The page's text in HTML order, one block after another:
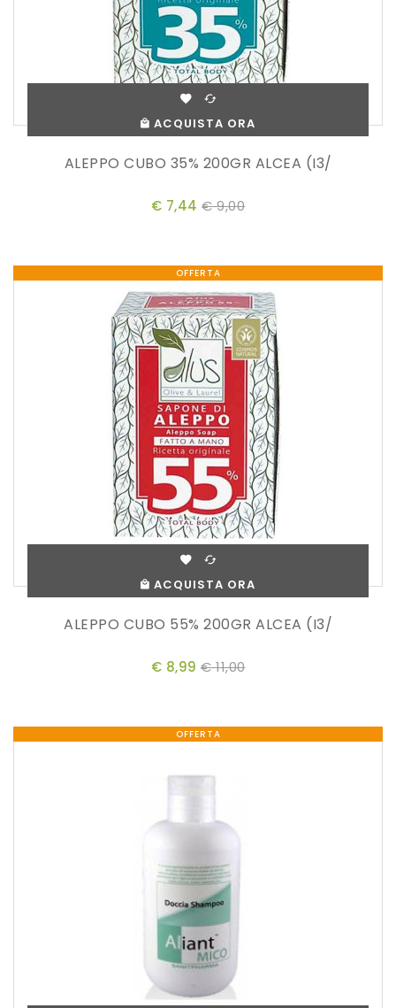
ACQUISTA ORA
ALEPPO CUBO 35% 200GR ALCEA (I3/
€ 7,44 € 9,00
OFFERTA
ACQUISTA ORA
ALEPPO CUBO 55% 200GR ALCEA (I3/
€ 8,99 € 11,00
OFFERTA